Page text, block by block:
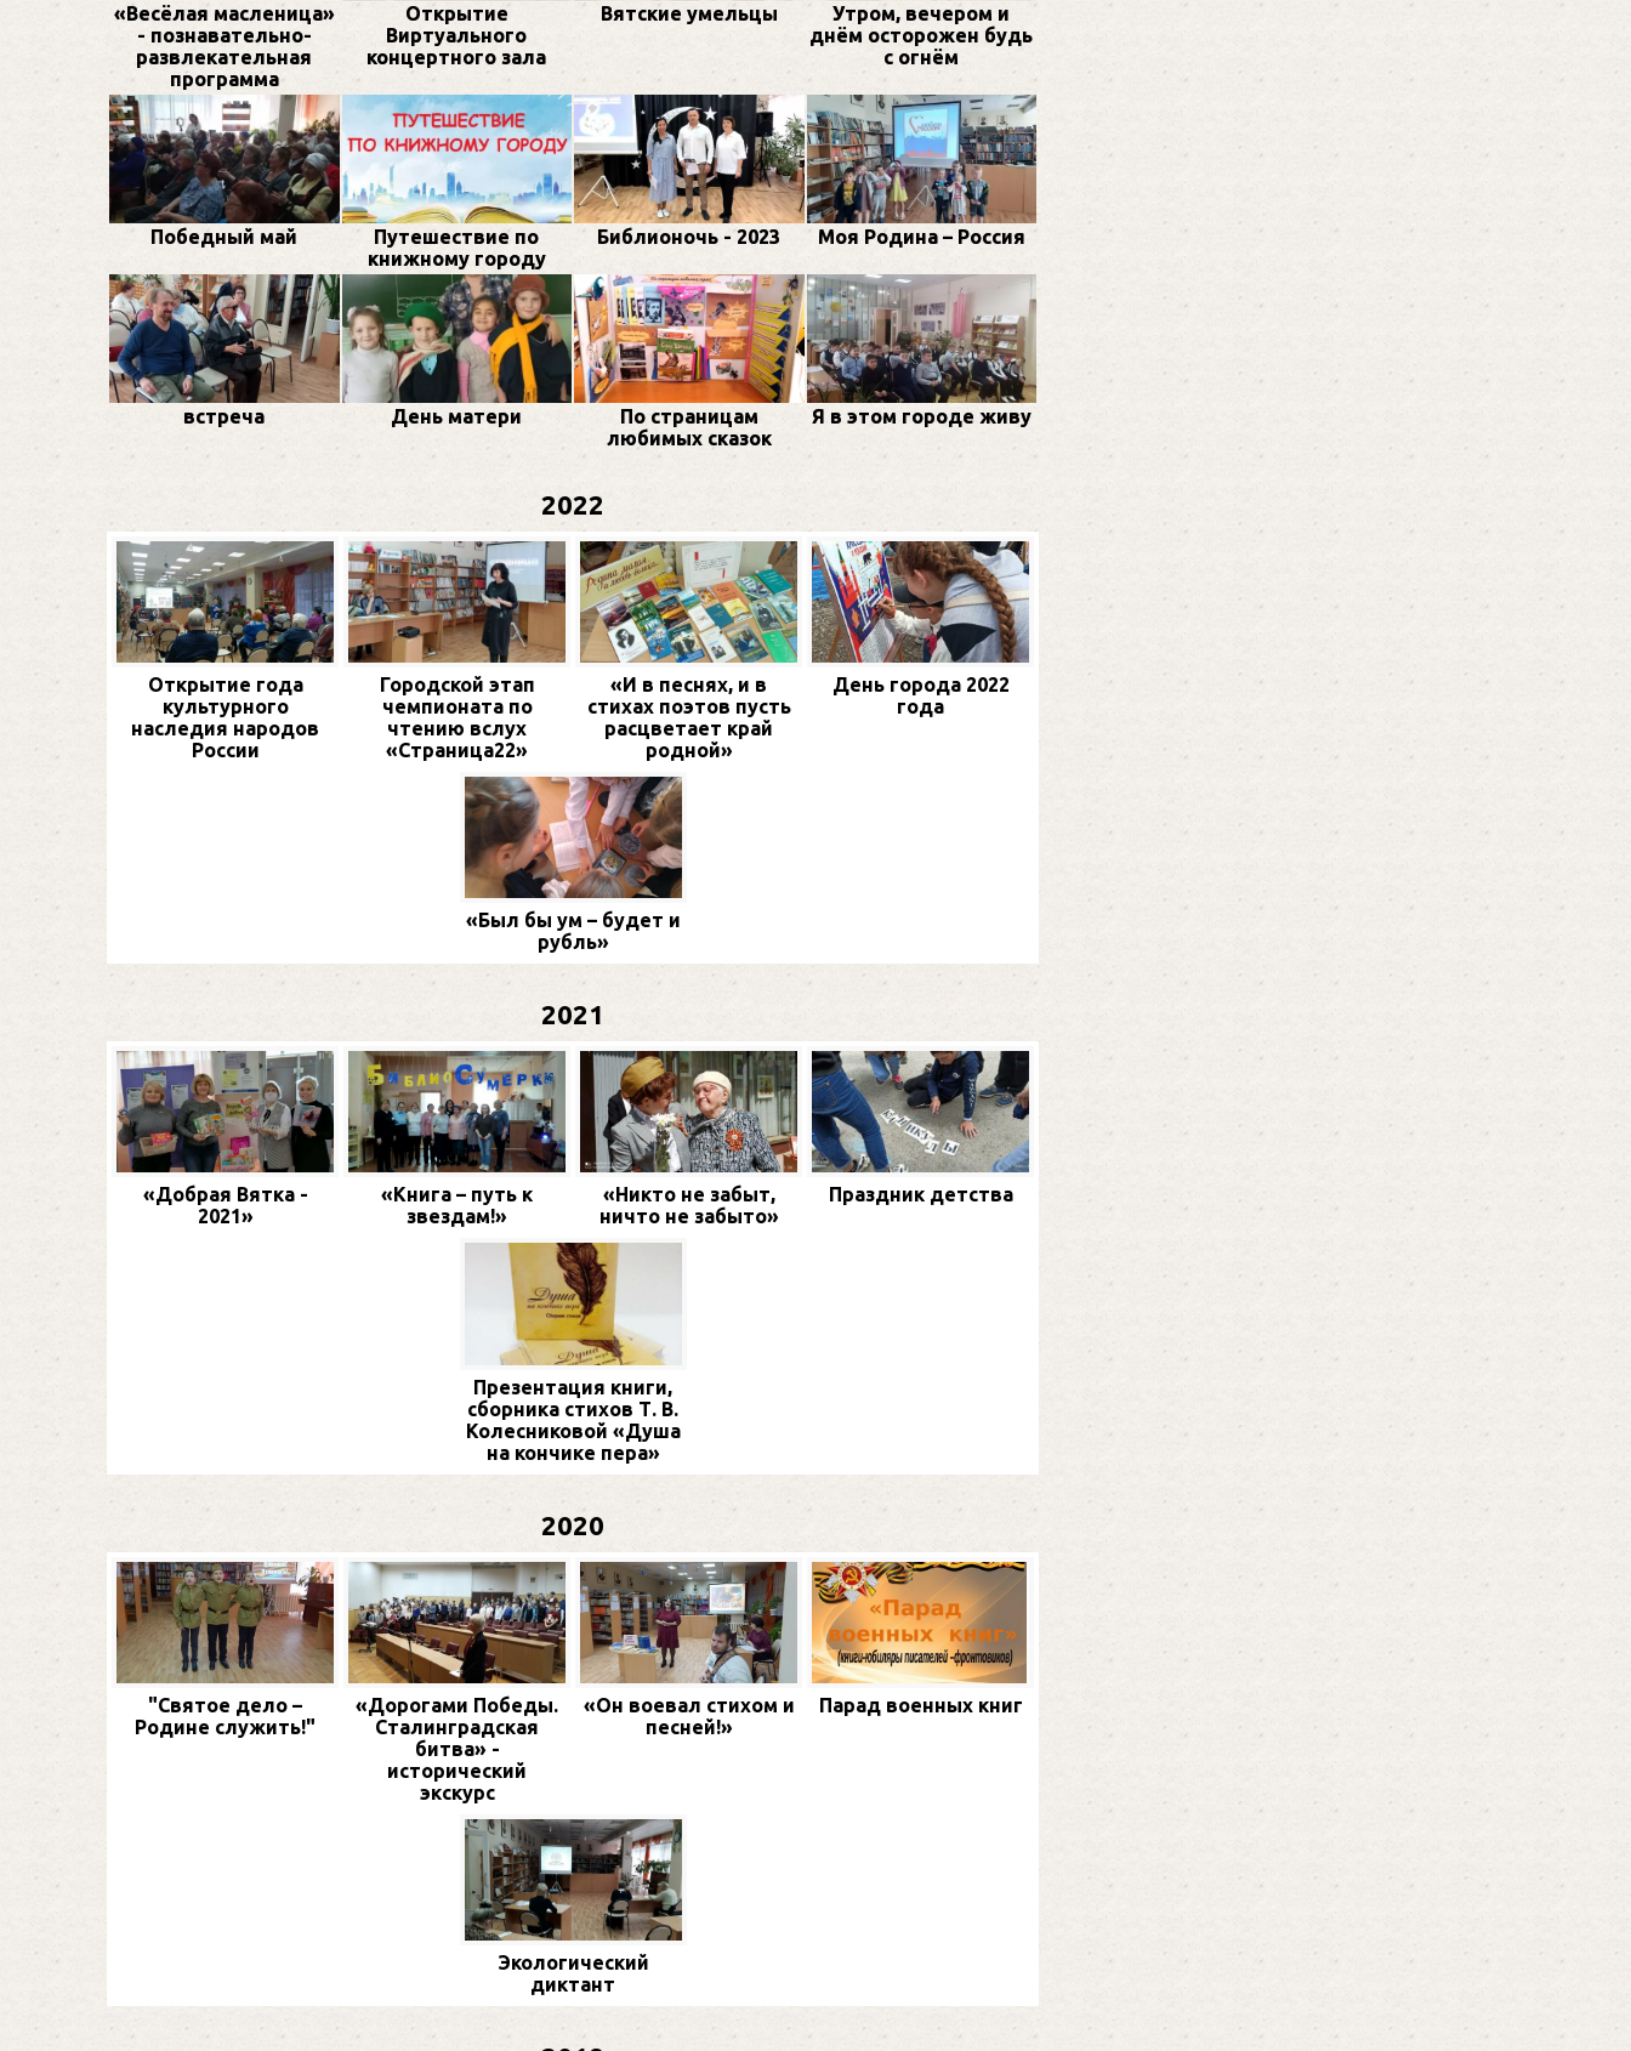
«Весёлая масленица»
- познавательно-
развлекательная
программа
Открытие
Виртуального
концертного зала
Вятские умельцы
Утром, вечером и
днём осторожен будь
с огнём
Победный май
Путешествие по
книжному городу
Библионочь - 2023 Моя Родина – Россия
встреча День матери
По страницам
любимых сказок
Я в этом городе живу
2022
Открытие года
культурного
наследия народов
России
Городской этап
чемпионата по
чтению вслух
«Страница22»
«И в песнях, и в
стихах поэтов пусть
расцветает край
родной»
День города 2022
года
«Был бы ум – будет и
рубль»
2021
«Добрая Вятка -
2021»
«Книга – путь к
звездам!»
«Никто не забыт,
ничто не забыто»
Праздник детства
Презентация книги,
сборника стихов Т. В.
Колесниковой «Душа
на кончике пера»
2020
"Святое дело –
Родине служить!"
«Дорогами Победы.
Сталинградская
битва» -
исторический
экскурс
«Он воевал стихом и
песней!»
Парад военных книг
Экологический
диктант